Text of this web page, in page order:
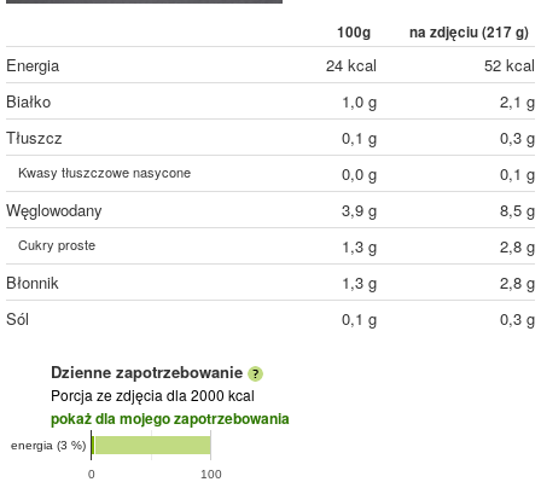
100g na zdjęciu (217g)
Energia 24 kcal
52 kcal
Białko
1,0 g
2,1 g
Tłuszcz
0,1 g 0,3 g
Kwasy tłuszczowe nasycone 0,0 g
0,1 g
Węglowodany
3,9 g 8,5 g
Cukry proste 1,3 g
2,8 g
Błonnik
1,3 g
2,8 g
Sól
0,1 g 0,3 g
Dzienne zapotrzebowanie
Porcja ze zdjęcia dla 2000 kcal
pokaż dla mojego zapotrzebowania
0 100
energia (3 %)